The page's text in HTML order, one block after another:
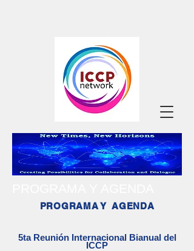
PROGRAMA Y AGENDA
5ta Reunión Internacional Bianual del
ICCP